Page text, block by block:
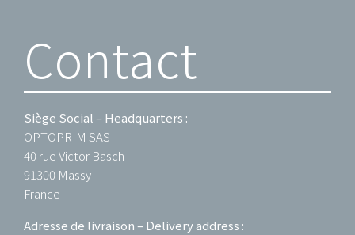
Contact
Siège Social – Headquarters :
OPTOPRIM SAS
40 rue Victor Basch
91300 Massy
France
Adresse de livraison – Delivery address :